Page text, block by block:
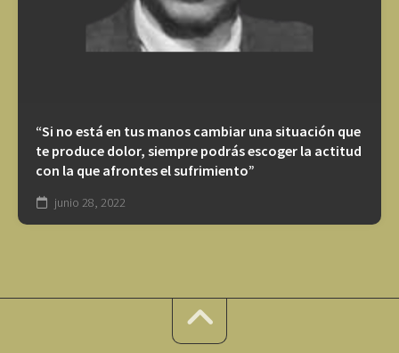
“Si no está en tus manos cambiar una situación que
te produce dolor, siempre podrás escoger la actitud
con la que afrontes el sufrimiento”
junio 28, 2022